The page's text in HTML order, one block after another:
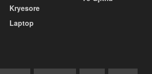
Kryesore
Laptop